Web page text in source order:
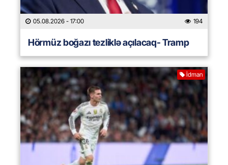
05.08.2026 - 17:00 194
Hörmüz boğazı tezliklə açılacaq- Tramp
İdman